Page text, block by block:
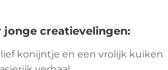
jonge creatievelingen:
konijntje en een vrolijk kuiken